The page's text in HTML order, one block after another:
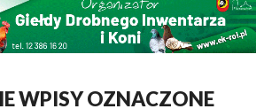
WPISY OZNACZONE